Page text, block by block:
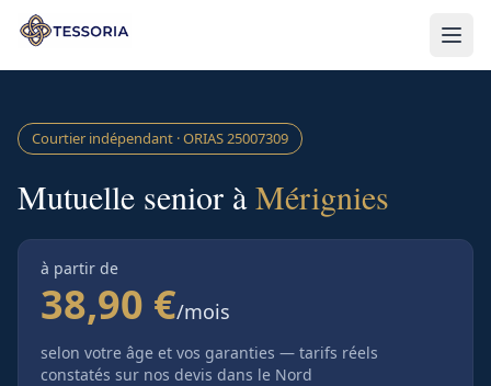
Aller au contenu principal
Courtier indépendant · ORIAS25007309
Mutuelle senior àMérignies
à partir de
38,90 €/mois
selon votre âge et vos garanties — tarifs réels
constatés sur nos devis dans le Nord